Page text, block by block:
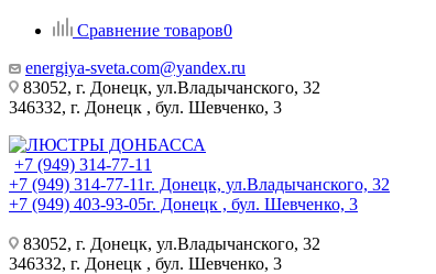
Сравнение товаров0
energiya-sveta.com@yandex.ru
83052, г. Донецк, ул.Владычанского, 32
346332, г. Донецк , бул. Шевченко, 3
+7 (949) 314-77-11
+7 (949) 314-77-11г. Донецк, ул.Владычанского, 32
+7 (949) 403-93-05г. Донецк , бул. Шевченко, 3
83052, г. Донецк, ул.Владычанского, 32
346332, г. Донецк , бул. Шевченко, 3